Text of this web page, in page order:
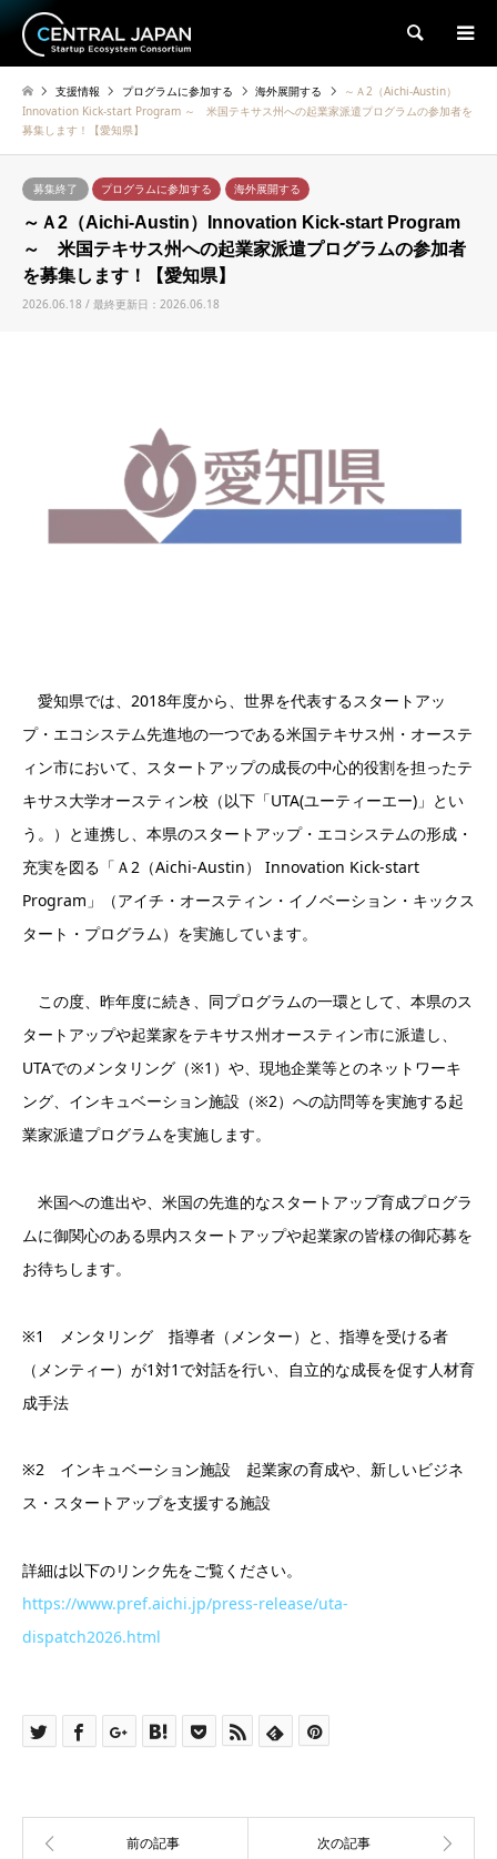
検索
支援情報 プログラムに参加する 海外展開する
～Ａ2（Aichi-Austin）
Innovation Kick-start Program ～ 米国テキサス州への起業家派遣プログラムの参加者を
募集します！【愛知県】
募集終了 プログラムに参加する 海外展開する
～Ａ2（Aichi-Austin）Innovation Kick-start Program
～ 米国テキサス州への起業家派遣プログラムの参加者
を募集します！【愛知県】
2026.06.18 / 最終更新日：2026.06.18
愛知県では、2018年度から、世界を代表するスタートアッ
プ・エコシステム先進地の一つである米国テキサス州・オーステ
ィン市において、スタートアップの成長の中心的役割を担ったテ
キサス大学オースティン校（以下「UTA(ユーティーエー)」とい
う。）と連携し、本県のスタートアップ・エコシステムの形成・
充実を図る「Ａ2（Aichi-Austin） Innovation Kick-start
Program」（アイチ・オースティン・イノベーション・キックス
タート・プログラム）を実施しています。
この度、昨年度に続き、同プログラムの一環として、本県のス
タートアップや起業家をテキサス州オースティン市に派遣し、
UTAでのメンタリング（※1）や、現地企業等とのネットワーキ
ング、インキュベーション施設（※2）への訪問等を実施する起
業家派遣プログラムを実施します。
米国への進出や、米国の先進的なスタートアップ育成プログラ
ムに御関心のある県内スタートアップや起業家の皆様の御応募を
お待ちします。
※1 メンタリング 指導者（メンター）と、指導を受ける者
（メンティー）が1対1で対話を行い、自立的な成長を促す人材育
成手法
※2 インキュベーション施設 起業家の育成や、新しいビジネ
ス・スタートアップを支援する施設
詳細は以下のリンク先をご覧ください。
https://www.pref.aichi.jp/press-release/uta-
dispatch2026.html